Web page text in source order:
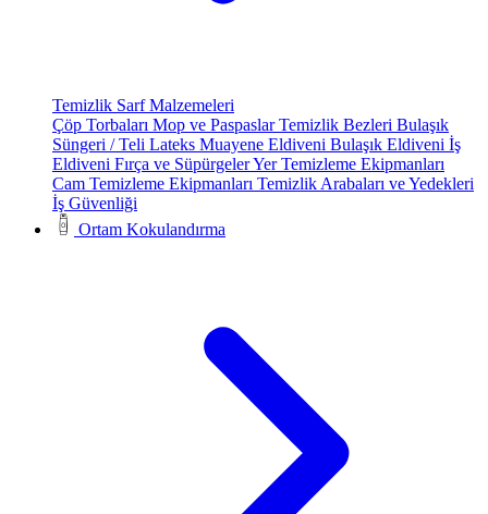
Temizlik Sarf Malzemeleri
Çöp Torbaları Mop ve PaspaslarTemizlik Bezleri Bulaşık
Süngeri / Teli Lateks Muayene Eldiveni Bulaşık Eldiveni İş
Eldiveni Fırça ve SüpürgelerYer Temizleme Ekipmanları
Cam Temizleme Ekipmanları Temizlik Arabaları ve Yedekleri
İş Güvenliği
Ortam Kokulandırma